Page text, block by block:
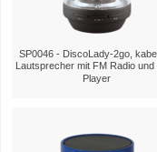
SP0046 - DiscoLady-2go,
Lautsprecher mit FM Radio und
Player